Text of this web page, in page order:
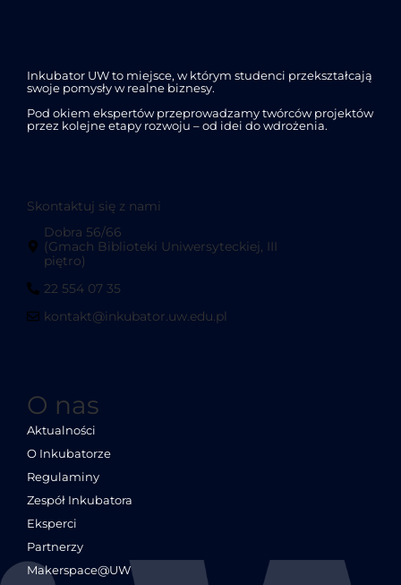
Inkubator UW to miejsce, w którym studenci przekształcają
swoje pomysły w realne biznesy.
Pod okiem ekspertów przeprowadzamy twórców projektów
przez kolejne etapy rozwoju – od idei do wdrożenia.
Skontaktuj się z nami
Dobra 56/66
(Gmach Biblioteki Uniwersyteckiej, III
piętro)
22 554 07 35
kontakt@inkubator.uw.edu.pl
O nas
Aktualności
O Inkubatorze
Regulaminy
Zespół Inkubatora
Eksperci
Partnerzy
Makerspace@UW